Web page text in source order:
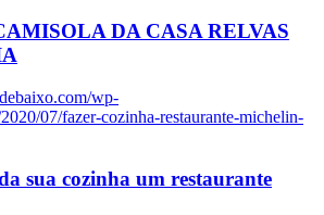
DA CASA RELVAS
wp-
07/fazer-cozinha-restaurante-michelin-
sua cozinha um restaurante